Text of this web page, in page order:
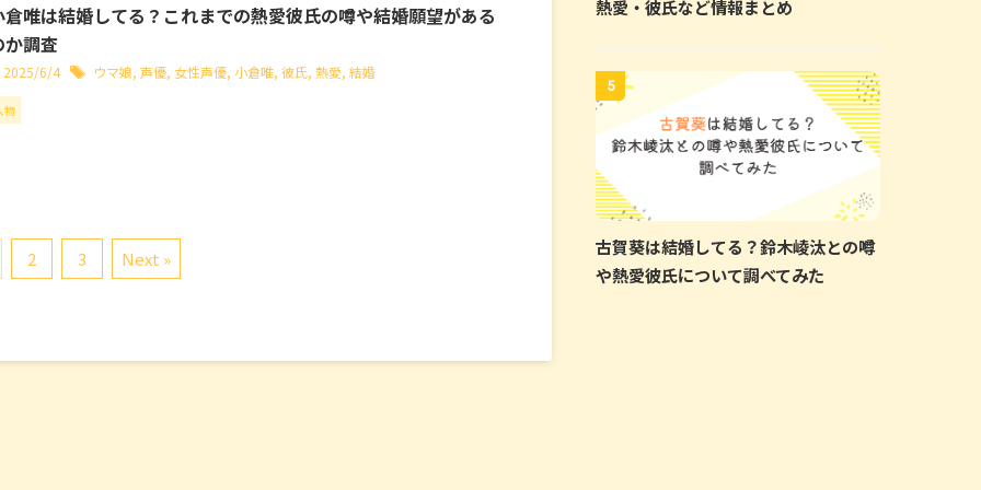
倉唯は結婚してる？これまでの熱愛彼氏の噂や結婚願望がある
か調査
2025/6/4 ウマ娘, 声優, 女性声優, 小倉唯, 彼氏, 熱愛, 結婚
物
2 3 Next »
熱愛・彼氏など情報まとめ
5
古賀葵は結婚してる？鈴木崚汰との噂
や熱愛彼氏について調べてみた